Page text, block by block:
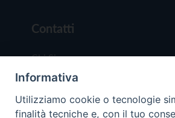
Contatti
Chi Siamo
Redazione
Scrivici
Informativa
Utilizziamo cookie o tecnologie
finalità tecniche e, con il tuo